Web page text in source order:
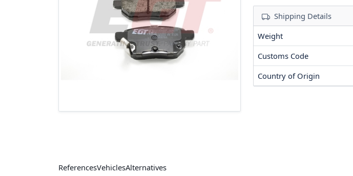
Shipping Details
Weight
Customs Code
Country of Origin
ReferencesVehiclesAlternatives